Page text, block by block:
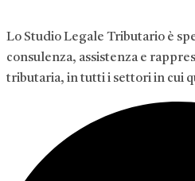
Lo Studio Legale Tributario è
consulenza, assistenza e
tributaria, in tutti i settori in cui